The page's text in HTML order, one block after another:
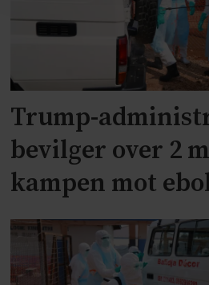
Trump-
bevilger over 2
kampen mot